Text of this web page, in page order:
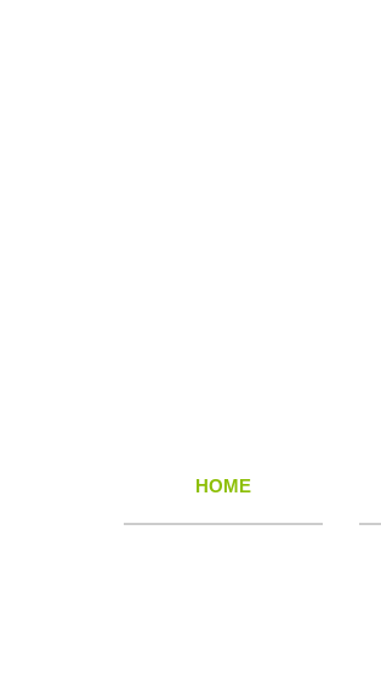
HOME